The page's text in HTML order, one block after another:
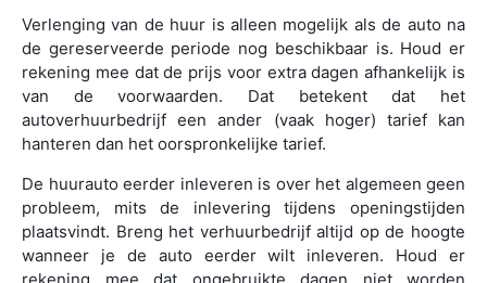
Verlenging van de huur is alleen mogelijk als de auto na
de gereserveerde periode nog beschikbaar is. Houd er
rekening mee dat de prijs voor extra dagen afhankelijk is
van de voorwaarden. Dat betekent dat het
autoverhuurbedrijf een ander (vaak hoger) tarief kan
hanteren dan het oorspronkelijke tarief.
De huurauto eerder inleveren is over het algemeen geen
probleem, mits de inlevering tijdens openingstijden
plaatsvindt. Breng het verhuurbedrijf altijd op de hoogte
wanneer je de auto eerder wilt inleveren. Houd er